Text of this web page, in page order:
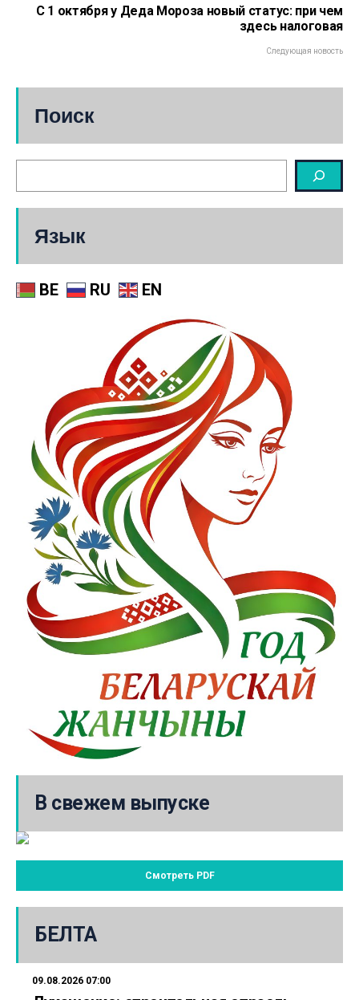
С 1 октября у Деда Мороза новый статус: при чем
здесь налоговая
Следующая новость
Поиск
Язык
BE RU EN
В свежем выпуске
Смотреть PDF
БЕЛТА
09.08.2026 07:00